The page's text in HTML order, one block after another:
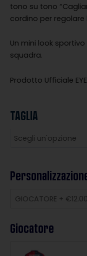
tono su tono
cordino per regolare
Un mini look
squadra.
Prodotto Ufficiale
TAGLIA
Giocatore
Home
2025/26